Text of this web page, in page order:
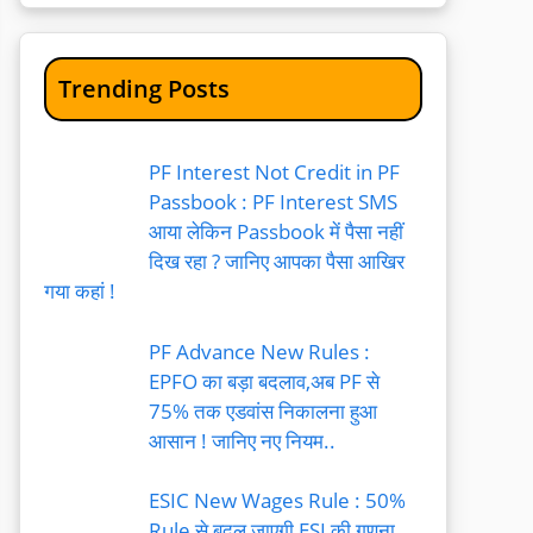
Trending Posts
PF Interest Not Credit in PF
Passbook : PF Interest SMS
आया लेकिन Passbook में पैसा नहीं
दिख रहा ? जानिए आपका पैसा आखिर
गया कहां !
PF Advance New Rules :
EPFO का बड़ा बदलाव,अब PF से
75% तक एडवांस निकालना हुआ
आसान ! जानिए नए नियम..
ESIC New Wages Rule : 50%